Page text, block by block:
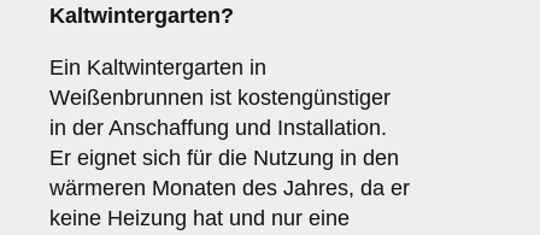
Kaltwintergarten?
Ein Kaltwintergarten in
Weißenbrunnen ist kostengünstiger
in der Anschaffung und Installation.
Er eignet sich für die Nutzung in den
wärmeren Monaten des Jahres, da er
keine Heizung hat und nur eine